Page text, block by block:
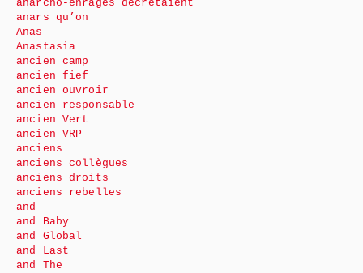
anarcho-enragés décrétaient
anars qu’on
Anas
Anastasia
ancien camp
ancien fief
ancien ouvroir
ancien responsable
ancien Vert
ancien VRP
anciens
anciens collègues
anciens droits
anciens rebelles
and
and Baby
and Global
and Last
and The